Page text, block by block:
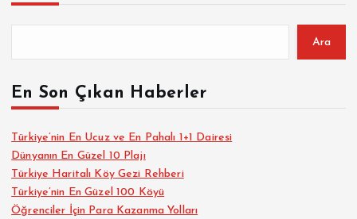
Ara
En Son Çıkan Haberler
Türkiye’nin En Ucuz ve En Pahalı 1+1 Dairesi
Dünyanın En Güzel 10 Plajı
Türkiye Haritalı Köy Gezi Rehberi
Türkiye’nin En Güzel 100 Köyü
Öğrenciler İçin Para Kazanma Yolları